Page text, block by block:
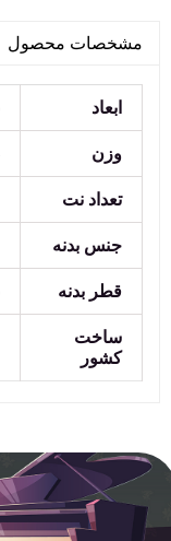
مشخصات محصول
ابعاد
وزن
تعداد نت
جنس بدنه
قطر بدنه
ساخت
کشور